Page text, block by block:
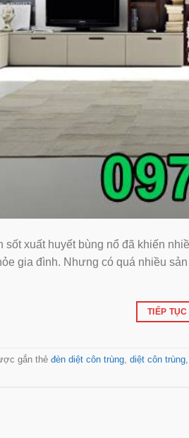
xuất huyết bùng nổ đã khiến
gia đình. Nhưng có quá nhiều
TIẾP
gắn thẻ đèn diệt côn trùng, diệt côn trùng,